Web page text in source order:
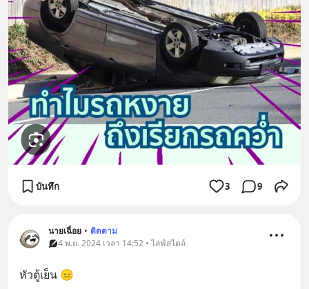
บันทึก 3 9
นายเฉื่อย • ติดตาม
4 พ.ย. 2024 เวลา 14:52 • ไลฟ์สไตล์
หัวตู้เย็น 😑